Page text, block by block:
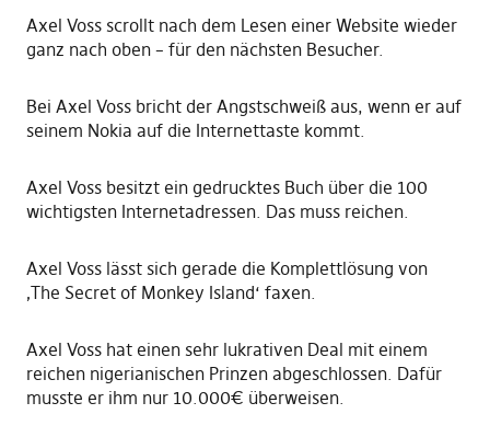
Axel Voss scrollt nach dem Lesen einer Website wieder
ganz nach oben – für den nächsten Besucher.
Bei Axel Voss bricht der Angstschweiß aus, wenn er auf
seinem Nokia auf die Internettaste kommt.
Axel Voss besitzt ein gedrucktes Buch über die 100
wichtigsten Internetadressen. Das muss reichen.
Axel Voss lässt sich gerade die Komplettlösung von
‚The Secret of Monkey Island‘ faxen.
Axel Voss hat einen sehr lukrativen Deal mit einem
reichen nigerianischen Prinzen abgeschlossen. Dafür
musste er ihm nur 10.000€ überweisen.